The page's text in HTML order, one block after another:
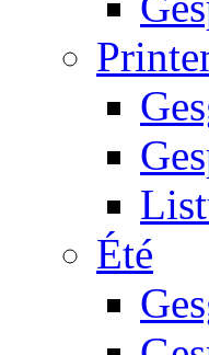
Été